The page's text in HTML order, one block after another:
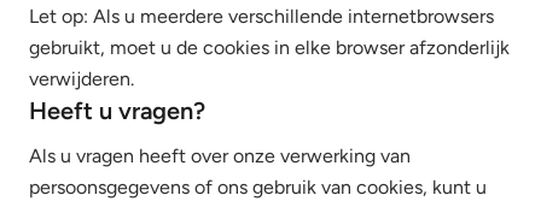
Let op: Als u meerdere verschillende internetbrowsers
gebruikt, moet u de cookies in elke browser afzonderlijk
verwijderen.
Heeft u vragen?
Als u vragen heeft over onze verwerking van
persoonsgegevens of ons gebruik van cookies, kunt u